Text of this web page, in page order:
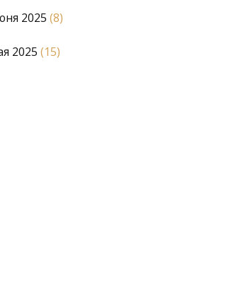
2025 (8)
2025 (15)